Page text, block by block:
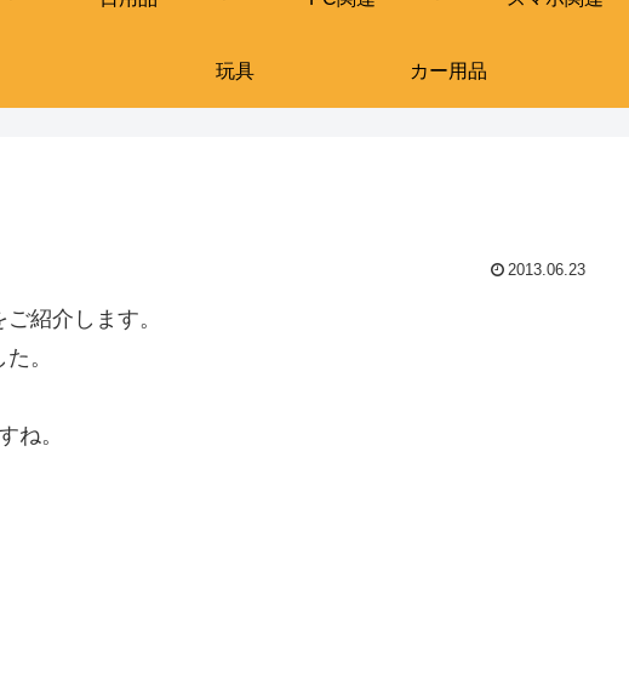
玩具 カー用品
2013.06.23
紹介します。
。
ね。